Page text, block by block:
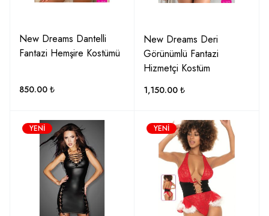
New Dreams Dantelli
Fantazi Hemşire Kostümü
850.00 ₺
New Dreams Deri
Görünümlü Fantazi
Hizmetçi Kostüm
1,150.00 ₺
YENI YENI